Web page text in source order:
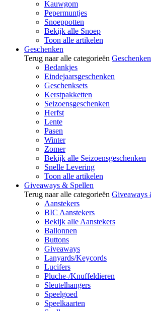
Kauwgom
Pepermuntjes
Snoeppotten
Bekijk alle Snoep
Toon alle artikelen
Geschenken
Terug naar alle categorieën Geschenken
Bedankjes
Eindejaarsgeschenken
Geschenksets
Kerstpakketten
Seizoensgeschenken
Herfst
Lente
Pasen
Winter
Zomer
Bekijk alle Seizoensgeschenken
Snelle Levering
Toon alle artikelen
Giveaways & Spellen
Terug naar alle categorieën Giveaways
Aanstekers
BIC Aanstekers
Bekijk alle Aanstekers
Ballonnen
Buttons
Giveaways
Lanyards/Keycords
Lucifers
Pluche-/Knuffeldieren
Sleutelhangers
Speelgoed
Speelkaarten